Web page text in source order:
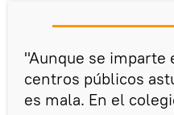
"Aunque se imparte
centros públicos
es mala. En el